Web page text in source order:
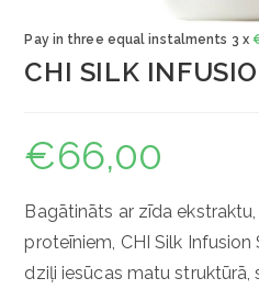
Pay in three equal instalments 3 x
CHI SILK
€66,00
Bagātināts ar zīda
proteīniem, CHI Silk
dziļi iesūcas matu